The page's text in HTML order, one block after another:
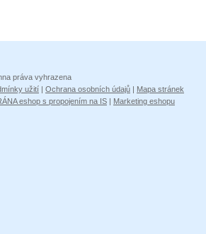
práva vyhrazena
užití | Ochrana osobních údajů | Mapa stránek
eshop s propojením na IS | Marketing eshopu